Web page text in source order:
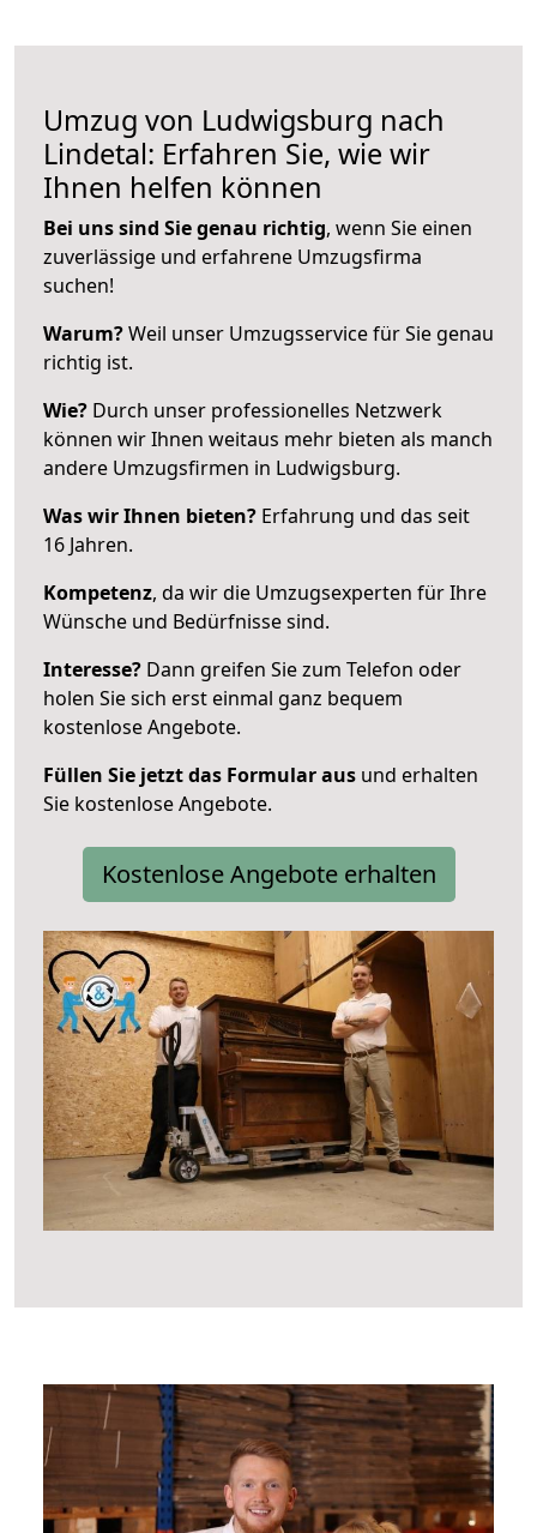
Umzug von Ludwigsburg nach
Lindetal: Erfahren Sie, wie wir
Ihnen helfen können
Bei uns sind Sie genau richtig, wenn Sie einen
zuverlässige und erfahrene Umzugsfirma
suchen!
Warum?Weil unser Umzugsservice für Sie genau
richtig ist.
Wie? Durch unser professionelles Netzwerk
können wir Ihnen weitaus mehr bieten als manch
andere Umzugsfirmen in Ludwigsburg.
Was wir Ihnen bieten? Erfahrung und das seit
16 Jahren.
Kompetenz, da wir die Umzugsexperten für Ihre
Wünsche und Bedürfnisse sind.
Interesse? Dann greifen Sie zum Telefon oder
holen Sie sich erst einmal ganz bequem
kostenlose Angebote.
Füllen Sie jetzt das Formular aus und erhalten
Sie kostenlose Angebote.
Kostenlose Angebote erhalten